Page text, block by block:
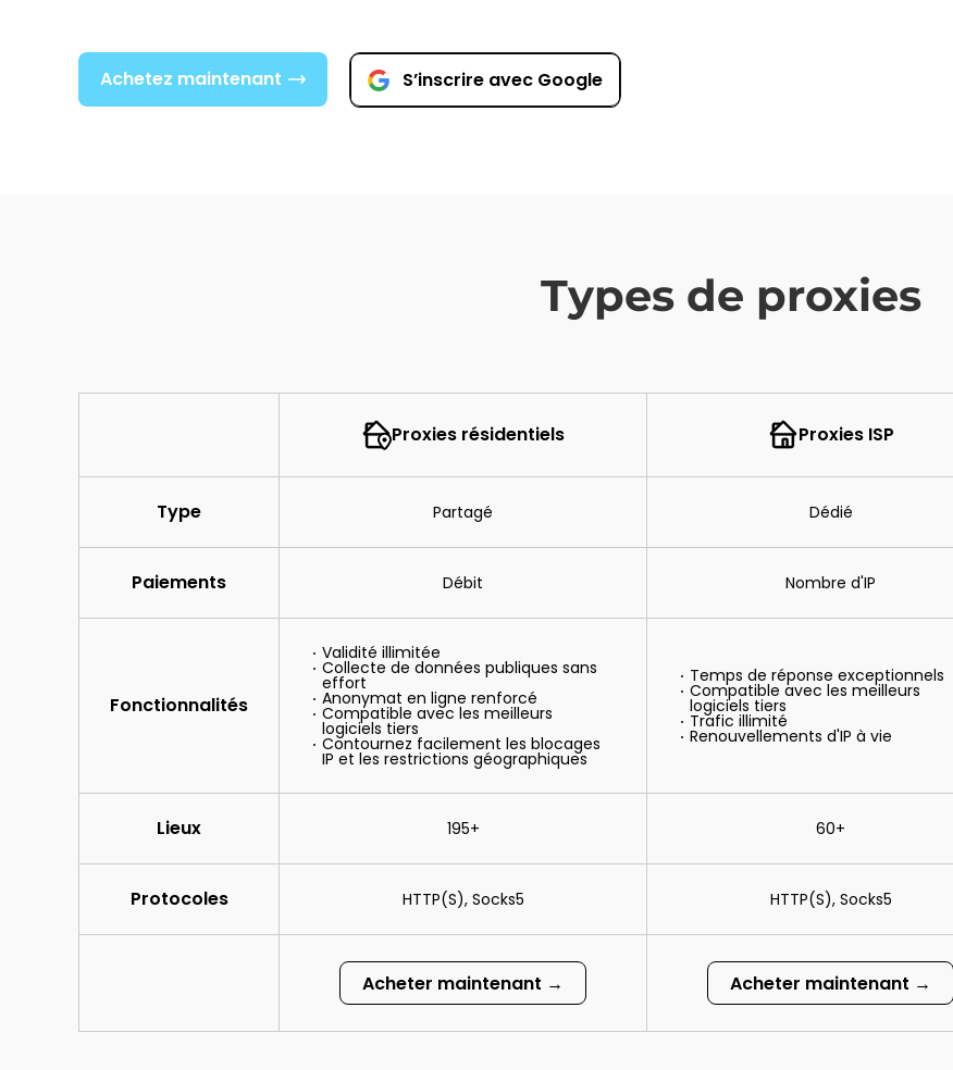
contact avec des amis ou établir plusieurs comptes pour votre
entreprise, les proxies peuvent faciliter vos besoins. En utilisant un
proxy, votre véritable emplacement reste caché. Facebook ne peut
Achetez maintenant S’inscrire avec Google
Types de proxies
Proxies résidentiels Proxies ISP
Type Partagé Dédié
Paiements Débit Nombre d'IP
Fonctionnalités
Validité illimitée
Collecte de données publiques sans
effort
Anonymat en ligne renforcé
Compatible avec les meilleurs
logiciels tiers
Contournez facilement les blocages
IP et les restrictions géographiques
Temps de réponse exceptionnels
Compatible avec les meilleurs
logiciels tiers
Trafic illimité
Renouvellements d'IP à vie
Lieux 195+ 60+
Protocoles HTTP(S), Socks5 HTTP(S), Socks5
Acheter maintenant → Acheter maintenant →